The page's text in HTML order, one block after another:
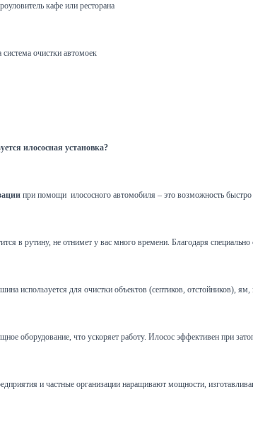
кафе или ресторана
система очистки автомоек
илососная установка?
при помощи илососного автомобиля – это возможность
в рутину, не отнимет у вас много времени. Благодаря
для очистки объектов (септиков, отстойников), ям,
оборудование, что ускоряет работу. Илосос эффективен при
и частные организации наращивают мощности,